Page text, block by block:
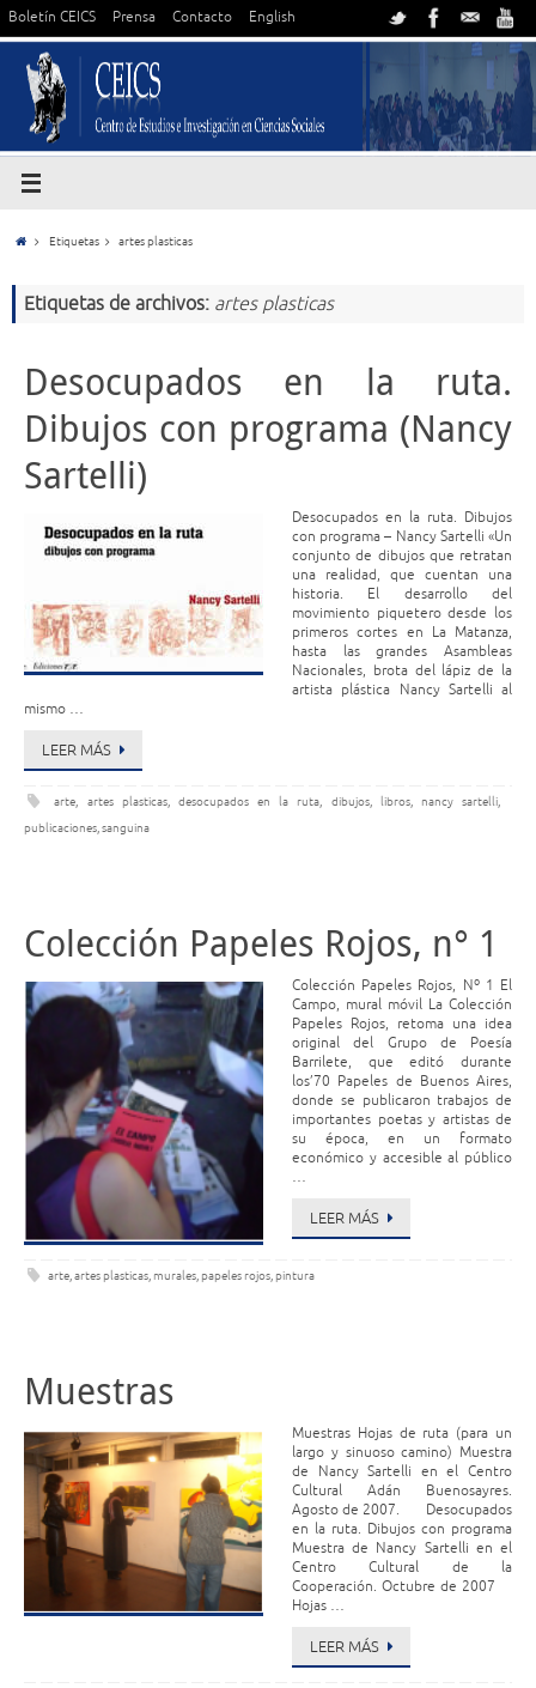
Boletín CEICS Prensa Contacto English
Etiquetas artes plasticas
Etiquetas de archivos: artes plasticas
Desocupados en la ruta.
Dibujos con programa (Nancy
Sartelli)
Desocupados en la ruta. Dibujos
con programa – Nancy Sartelli «Un
conjunto de dibujos que retratan
una realidad, que cuentan una
historia. El desarrollo del
movimiento piquetero desde los
primeros cortes en La Matanza,
hasta las grandes Asambleas
Nacionales, brota del lápiz de la
artista plástica Nancy Sartelli al
mismo …
LEER MÁS
arte, artes plasticas, desocupados en la ruta, dibujos, libros, nancy sartelli,
publicaciones,sanguina
Colección Papeles Rojos, n° 1
Colección Papeles Rojos, Nº 1 El
Campo, mural móvil La Colección
Papeles Rojos, retoma una idea
original del Grupo de Poesía
Barrilete, que editó durante
los’70 Papeles de Buenos Aires,
donde se publicaron trabajos de
importantes poetas y artistas de
su época, en un formato
económico y accesible al público
…
LEER MÁS
arte,artes plasticas, murales, papeles rojos, pintura
Muestras
Muestras Hojas de ruta (para un
largo y sinuoso camino) Muestra
de Nancy Sartelli en el Centro
Cultural Adán Buenosayres.
Agosto de 2007. Desocupados
en la ruta. Dibujos con programa
Muestra de Nancy Sartelli en el
Centro Cultural de la
Cooperación. Octubre de 2007
Hojas …
LEER MÁS